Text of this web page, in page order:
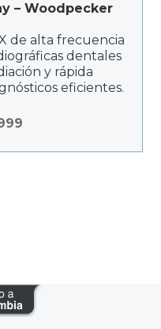
– Woodpecker
de alta frecuencia
dentales
y rápida
eficientes.